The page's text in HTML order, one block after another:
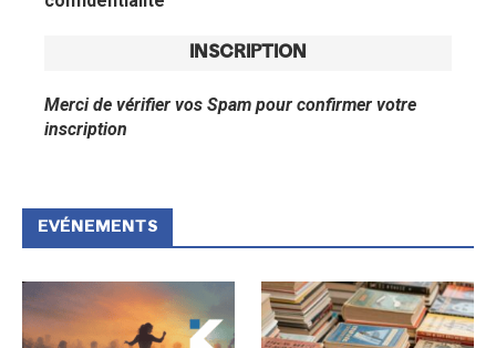
Merci de vérifier vos Spam pour confirmer votre
inscription
EVÉNEMENTS